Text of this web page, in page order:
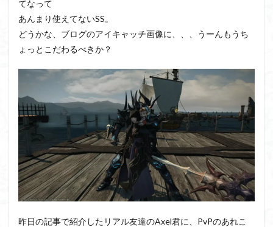
てなって
あんまり使えてないSS。
どうかな、ブログのアイキャッチ画像に、、、うーんもうち
ょっとこだわるべきか？
昨日の記事で紹介したリアル友達のAxel君に、PvPのあれこ